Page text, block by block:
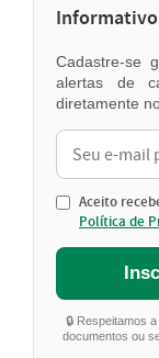
Cadastre-se
alertas de
diretamente
Aceito
Política de
🔒 Respeitamos
documentos ou